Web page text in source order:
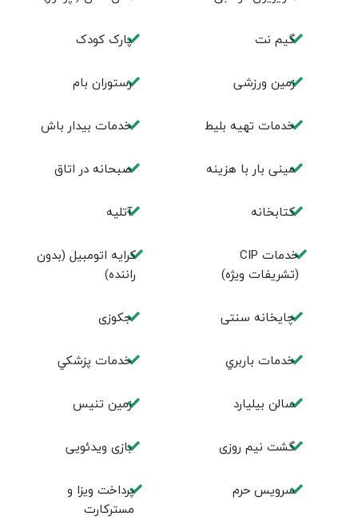
گیم نت پارک کودک
زمین ورزشی رستوران بام
خدمات تهيه بليط خدمات بیدار باش
مینی بار با هزینه صبحانه در اتاق
كتابخانه آتلیه
خدمات CIP
(تشریفات ویژه)
کرایه اتومبیل (بدون
راننده)
چايخانه سنتی جكوزی
خدمات باربري خدمات پزشكي
سالن بيليارد زمين تنيس
گشت نیم روزی بازی ویدئویی
سرویس حرم
پرداخت ویزا و
مسترکارت